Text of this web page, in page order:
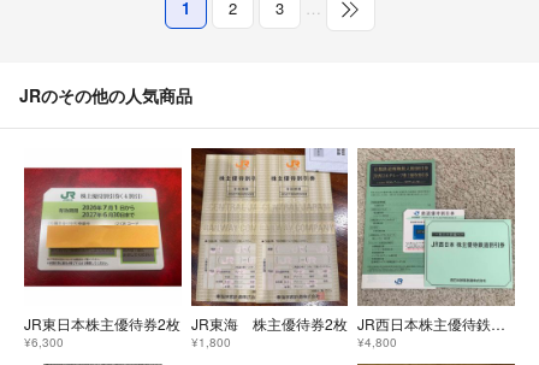
1 2 3 …
JRのその他の人気商品
JR東日本株主優待券2枚
¥6,300
JR東海 株主優待券2枚
¥1,800
JR西日本株主優待鉄道割引券 1枚
¥4,800